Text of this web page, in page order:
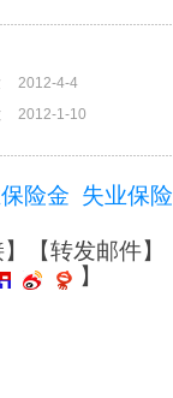
2012-4-4
2012-1-10
险金 失业保
】【转发邮件】
】